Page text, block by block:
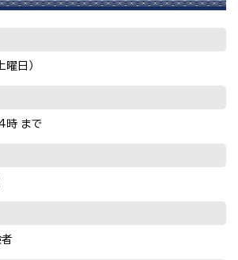
日）
時 まで